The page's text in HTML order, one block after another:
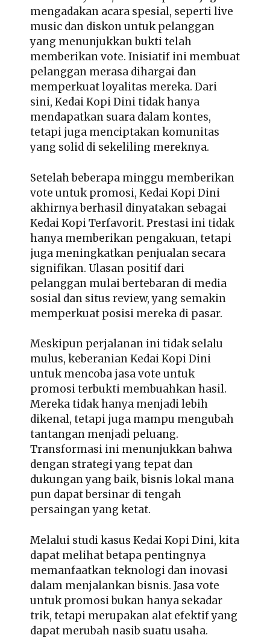
mengadakan acara spesial, seperti live
music dan diskon untuk pelanggan
yang menunjukkan bukti telah
memberikan vote. Inisiatif ini membuat
pelanggan merasa dihargai dan
memperkuat loyalitas mereka. Dari
sini, Kedai Kopi Dini tidak hanya
mendapatkan suara dalam kontes,
tetapi juga menciptakan komunitas
yang solid di sekeliling mereknya.
Setelah beberapa minggu memberikan
vote untuk promosi, Kedai Kopi Dini
akhirnya berhasil dinyatakan sebagai
Kedai Kopi Terfavorit. Prestasi ini tidak
hanya memberikan pengakuan, tetapi
juga meningkatkan penjualan secara
signifikan. Ulasan positif dari
pelanggan mulai bertebaran di media
sosial dan situs review, yang semakin
memperkuat posisi mereka di pasar.
Meskipun perjalanan ini tidak selalu
mulus, keberanian Kedai Kopi Dini
untuk mencoba jasa vote untuk
promosi terbukti membuahkan hasil.
Mereka tidak hanya menjadi lebih
dikenal, tetapi juga mampu mengubah
tantangan menjadi peluang.
Transformasi ini menunjukkan bahwa
dengan strategi yang tepat dan
dukungan yang baik, bisnis lokal mana
pun dapat bersinar di tengah
persaingan yang ketat.
Melalui studi kasus Kedai Kopi Dini, kita
dapat melihat betapa pentingnya
memanfaatkan teknologi dan inovasi
dalam menjalankan bisnis. Jasa vote
untuk promosibukan hanya sekadar
trik, tetapi merupakan alat efektif yang
dapat merubah nasib suatu usaha.